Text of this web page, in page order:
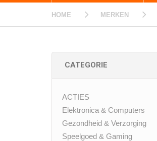
HOME MERKEN
CATEGORIE
ACTIES
Elektronica & Computers
Gezondheid & Verzorging
Speelgoed & Gaming